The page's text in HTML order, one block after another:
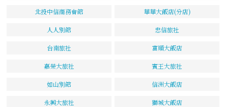
北投中信商務會館 華華大飯店(分店)
人人別館 忠信旅社
台南旅社 富順大飯店
嘉榮大旅社 賓王大旅社
如山別館 信洲大飯店
永興大旅社 獅城大飯店